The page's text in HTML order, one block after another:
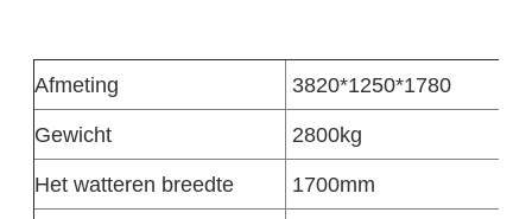
Afmeting
3820*1250*1780
Gewicht
2800kg
Het watteren breedte
1700mm